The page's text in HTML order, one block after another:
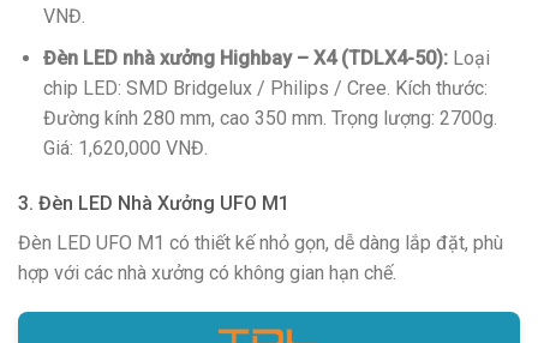
VNĐ.
Đèn LED nhà xưởng Highbay – X4 (TDLX4-50):Loại
chip LED: SMD Bridgelux / Philips / Cree. Kích thước:
Đường kính 280 mm, cao 350 mm. Trọng lượng: 2700g.
Giá: 1,620,000 VNĐ.
3. Đèn LED Nhà Xưởng UFO M1
Đèn LED UFO M1 có thiết kế nhỏ gọn, dễ dàng lắp đặt, phù
hợp với các nhà xưởng có không gian hạn chế.